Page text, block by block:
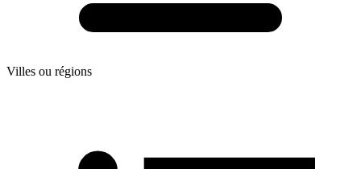
Villes ou régions